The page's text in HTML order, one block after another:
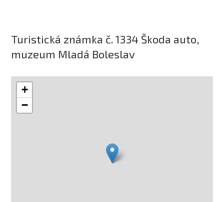
Turistická známka č. 1334 Škoda auto,
muzeum Mladá Boleslav
+
−